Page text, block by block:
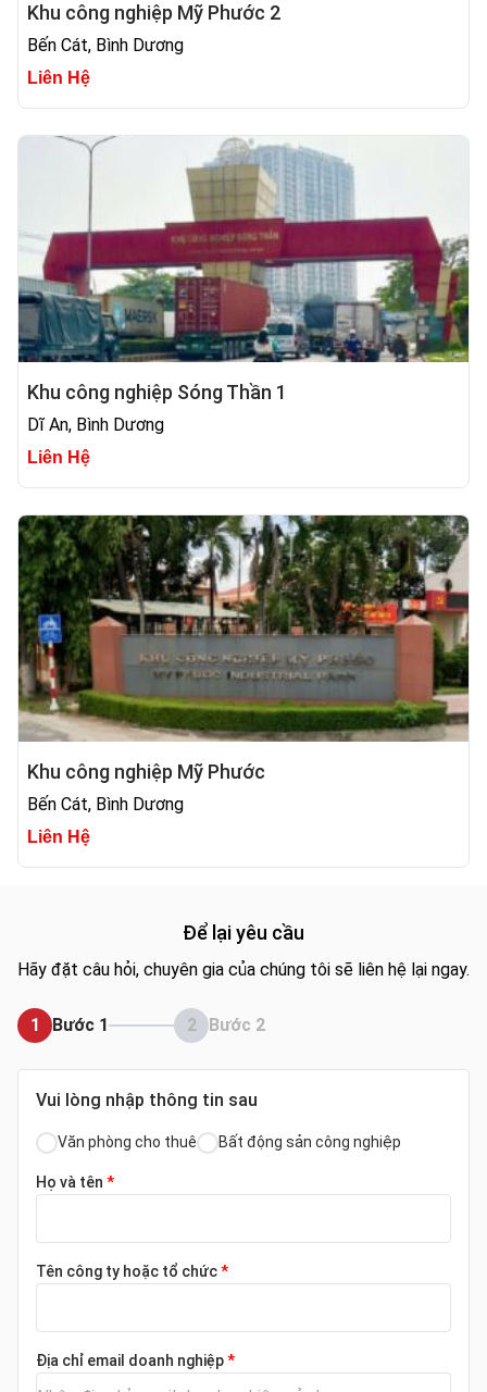
Khu công nghiệp Mỹ Phước 2
Bến Cát, Bình Dương
Liên Hệ
Khu công nghiệp Sóng Thần 1
Dĩ An, Bình Dương
Liên Hệ
Khu công nghiệp Mỹ Phước
Bến Cát, Bình Dương
Liên Hệ
Để lại yêu cầu
Hãy đặt câu hỏi, chuyên gia của chúng tôi sẽ liên hệ lại ngay.
1 Bước 1 2 Bước 2
Vui lòng nhập thông tin sau
Văn phòng cho thuê Bất động sản công nghiệp
Họ và tên *
Tên công ty hoặc tổ chức*
Địa chỉ email doanh nghiệp*